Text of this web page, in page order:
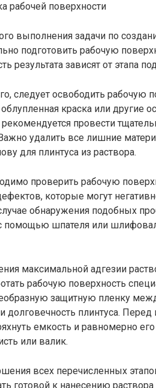
выполнения задачи по
подготовить рабочую
результата зависят от этапа
следует освободить рабочую
краска или другие
рекомендуется провести
удалить все лишние
для плинтуса из раствора.
проверить рабочую
которые могут
обнаружения подобных
помощью шпателя или
максимальной адгезии
рабочую поверхность
защитную пленку
долговечность плинтуса.
емкость и равномерно
или валик.
всех перечисленных
готовой к нанесению